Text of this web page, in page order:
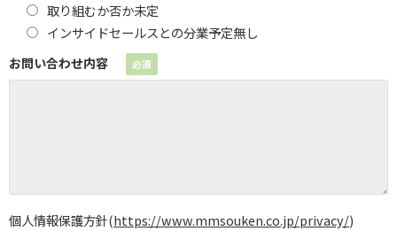
取り組むか否か未定
インサイドセールスとの分業予定無し
お問い合わせ内容
個人情報保護方針(https://www.mmsouken.co.jp/privacy/)